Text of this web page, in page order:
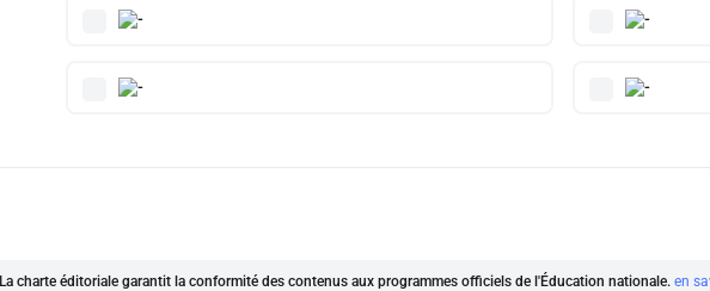
La charte éditoriale garantit la conformité des contenus aux programmes officiels de l'Éducation nationale. en